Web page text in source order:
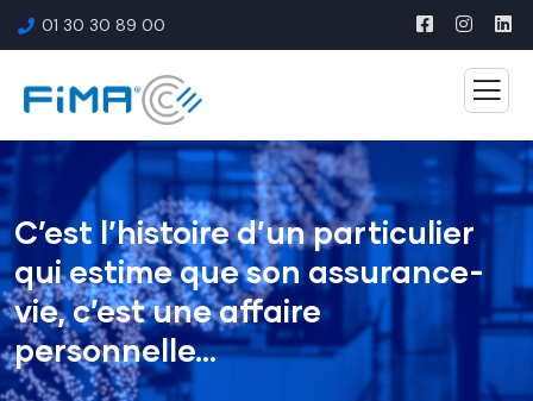
01 30 30 89 00
C’est l’histoire d’un particulier
qui estime que son assurance-
vie, c’est une affaire
personnelle…